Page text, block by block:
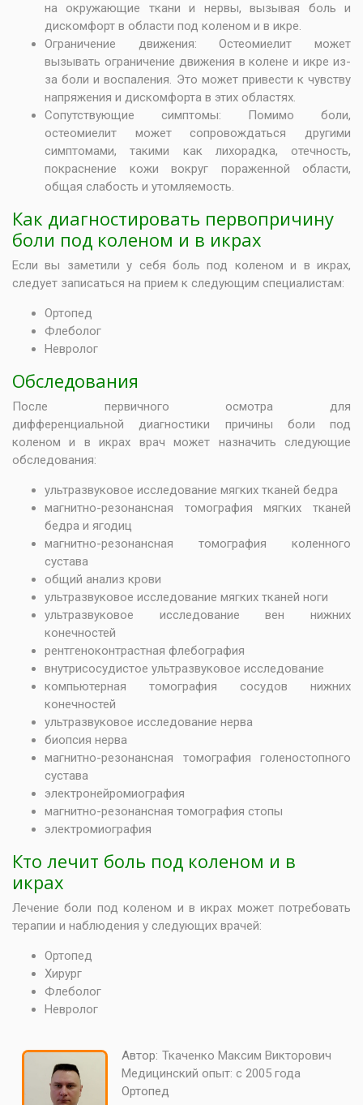
на окружающие ткани и нервы, вызывая боль и
дискомфорт в области под коленом и в икре.
Ограничение движения: Остеомиелит может
вызывать ограничение движения в колене и икре из-
за боли и воспаления. Это может привести к чувству
напряжения и дискомфорта в этих областях.
Сопутствующие симптомы: Помимо боли,
остеомиелит может сопровождаться другими
симптомами, такими как лихорадка, отечность,
покраснение кожи вокруг пораженной области,
общая слабость и утомляемость.
Как диагностировать первопричину
боли под коленом и в икрах
Если вы заметили у себя боль под коленом и в икрах,
следует записаться на прием к следующим специалистам:
Ортопед
Флеболог
Невролог
Обследования
После первичного осмотра для
дифференциальной диагностики причины боли под
коленом и в икрах врач может назначить следующие
обследования:
ультразвуковое исследование мягких тканей бедра
магнитно-резонансная томография мягких тканей
бедра и ягодиц
магнитно-резонансная томография коленного
сустава
общий анализ крови
ультразвуковое исследование мягких тканей ноги
ультразвуковое исследование вен нижних
конечностей
рентгеноконтрастная флебография
внутрисосудистое ультразвуковое исследование
компьютерная томография сосудов нижних
конечностей
ультразвуковое исследование нерва
биопсия нерва
магнитно-резонансная томография голеностопного
сустава
электронейромиография
магнитно-резонансная томография стопы
электромиография
Кто лечит боль под коленом и в
икрах
Лечение боли под коленом и в икрах может потребовать
терапии и наблюдения у следующих врачей:
Ортопед
Хирург
Флеболог
Невролог
Автор: Ткаченко Максим Викторович
Медицинский опыт: с 2005 года
Ортопед